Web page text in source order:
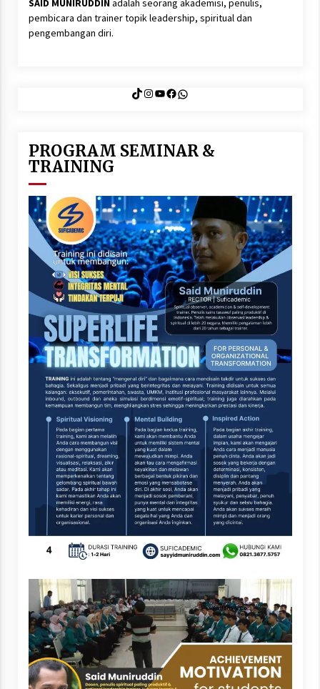
SAID MUNIRUDDINadalah seorang akademisi, penulis,
pembicara dan trainer topik leadership, spiritual dan
pengembangan diri.
TikTok
Instagram
YouTube
Facebook
WhatsApp
PROGRAM SEMINAR &
TRAINING